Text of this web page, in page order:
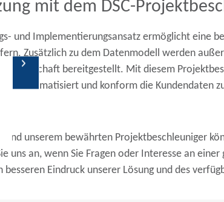
mit dem DSC-
und Implementierungsansatz ermöglicht
Zusätzlich zu dem Datenmodell werden
bereitgestellt. Mit diesem
Sie automatisiert und konform die Kundendaten
und unserem bewährten Projektbeschleuniger
uns an, wenn Sie Fragen oder Interesse an
besseren Eindruck unserer Lösung und des